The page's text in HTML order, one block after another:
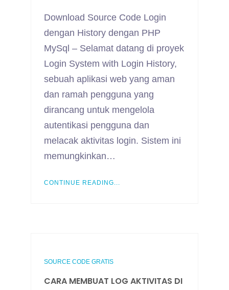
Download Source Code Login
dengan History dengan PHP
MySql – Selamat datang di proyek
Login System with Login History,
sebuah aplikasi web yang aman
dan ramah pengguna yang
dirancang untuk mengelola
autentikasi pengguna dan
melacak aktivitas login. Sistem ini
memungkinkan…
CONTINUE READING...
SOURCE CODE GRATIS
CARA MEMBUAT LOG AKTIVITAS DI